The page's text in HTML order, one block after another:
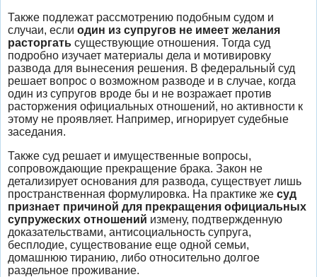
Также подлежат рассмотрению подобным судом и
случаи, если один из супругов не имеет желания
расторгать существующие отношения. Тогда суд
подробно изучает материалы дела и мотивировку
развода для вынесения решения. В федеральный суд
решает вопрос о возможном разводе и в случае, когда
один из супругов вроде бы и не возражает против
расторжения официальных отношений, но активности к
этому не проявляет. Например, игнорирует судебные
заседания.
Также суд решает и имущественные вопросы,
сопровождающие прекращение брака. Закон не
детализирует основания для развода, существует лишь
пространственная формулировка. На практике же суд
признает причиной для прекращения официальных
супружеских отношений измену, подтвержденную
доказательствами, антисоциальность супруга,
бесплодие, существование еще одной семьи,
домашнюю тиранию, либо относительно долгое
раздельное проживание.